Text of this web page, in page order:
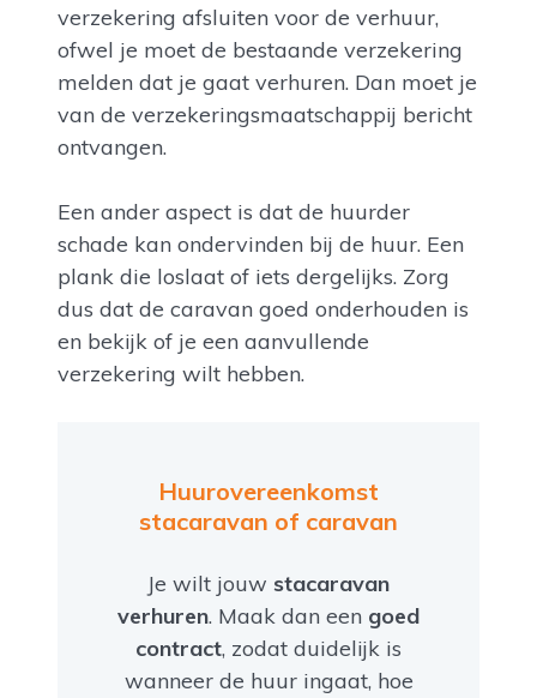
verzekering afsluiten voor de verhuur,
ofwel je moet de bestaande verzekering
melden dat je gaat verhuren. Dan moet je
van de verzekeringsmaatschappij bericht
ontvangen.
Een ander aspect is dat de huurder
schade kan ondervinden bij de huur. Een
plank die loslaat of iets dergelijks. Zorg
dus dat de caravan goed onderhouden is
en bekijk of je een aanvullende
verzekering wilt hebben.
Huurovereenkomst
stacaravan of caravan
Je wilt jouw stacaravan
verhuren. Maak dan een goed
contract, zodat duidelijk is
wanneer de huur ingaat, hoe